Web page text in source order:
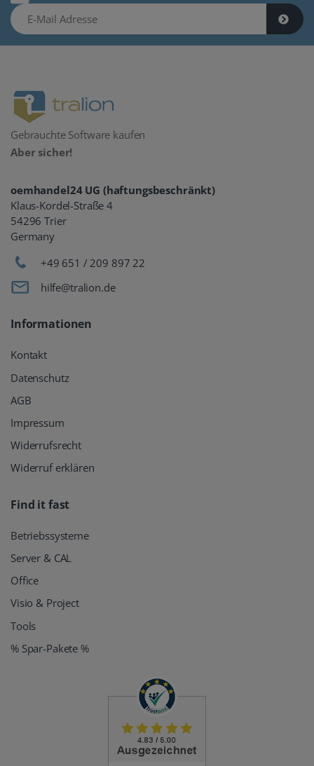
E-Mail Adresse
Gebrauchte Software kaufen
Aber sicher!
oemhandel24 UG (haftungsbeschränkt)
Klaus-Kordel-Straße 4
54296 Trier
Germany
+49 651 / 209 897 22
hilfe@tralion.de
Informationen
Kontakt
Datenschutz
AGB
Impressum
Widerrufsrecht
Widerruf erklären
Find it fast
Betriebssysteme
Server & CAL
Office
Visio & Project
Tools
% Spar-Pakete %